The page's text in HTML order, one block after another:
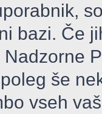
bazi. Če
še
vseh